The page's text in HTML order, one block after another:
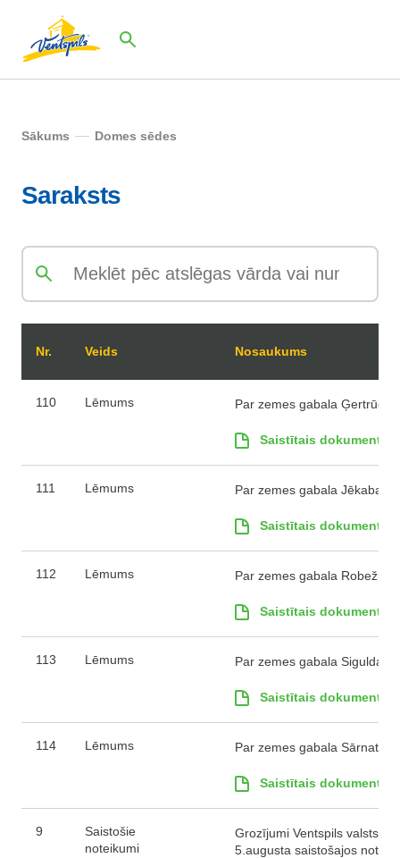
Sākums Domes sēdes
Saraksts
Nr. Veids Nosaukums
110 Lēmums Par zemes gabala
Saistītais dokuments
111 Lēmums Par zemes gabala Jēkaba
Saistītais dokuments
112 Lēmums Par zemes gabala Robežu
Saistītais dokuments
113 Lēmums Par zemes gabala Siguldas
Saistītais dokuments
114 Lēmums Par zemes gabala Sārnates
Saistītais dokuments
9
Saistošie
noteikumi
Grozījumi Ventspils
5.augusta saistošajos